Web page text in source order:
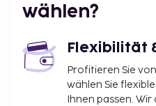
wählen?
Flexibilität
Profitieren Sie
wählen Sie
Ihnen passen.